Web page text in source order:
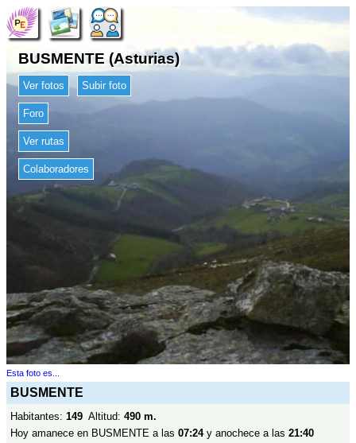
BUSMENTE (Asturias)
Ver fotos Subir foto
Foro
Ver rutas
Colaboradores
Esta foto es...
BUSMENTE
Habitantes: 149 Altitud: 490 m.
Hoy amanece en BUSMENTE a las 07:24y anochece a las 21:40